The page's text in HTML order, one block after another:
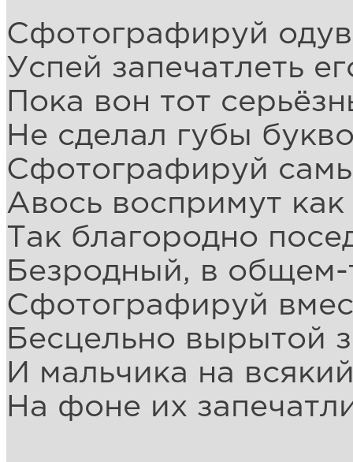
Сфотографируй
Успей запечатлеть
Пока вон тот
Не сделал губы
Сфотографируй
Авось воспримут как
Так благородно
Безродный, в общем-
Сфотографируй
Бесцельно вырытой
И мальчика на
На фоне их